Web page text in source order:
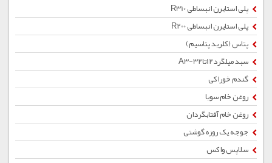
پلی استایرن انبساطی R310
پلی استایرن انبساطی R200
پتاس (کلرید پتاسیم)
سبد میلگرد12تا32-A3
گندم خوراکی
روغن خام سویا
روغن خام آفتابگردان
جوجه یک روزه گوشتی
سلاپس واکس